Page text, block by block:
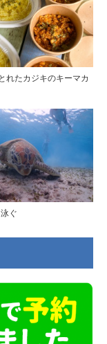
れたカジキのキーマカ
ぐ